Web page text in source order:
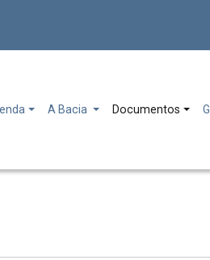
A Bacia Documentos